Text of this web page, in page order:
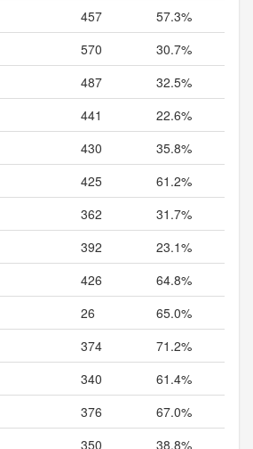
457
57.3%
570
30.7%
487
32.5%
441
22.6%
430
35.8%
425
61.2%
362
31.7%
392
23.1%
426
64.8%
26
65.0%
374
71.2%
340
61.4%
376
67.0%
350 38.8%